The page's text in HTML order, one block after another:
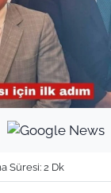
Süresi: 2 Dk